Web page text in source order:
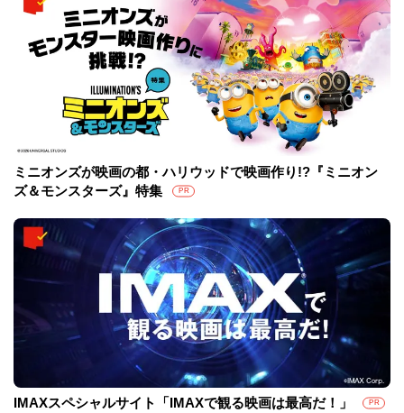
ミニオンズが映画の都・ハリウッドで映画作り!?『ミニオン
ズ＆モンスターズ』特集
PR
IMAXスペシャルサイト「IMAXで観る映画は最高だ！」 PR